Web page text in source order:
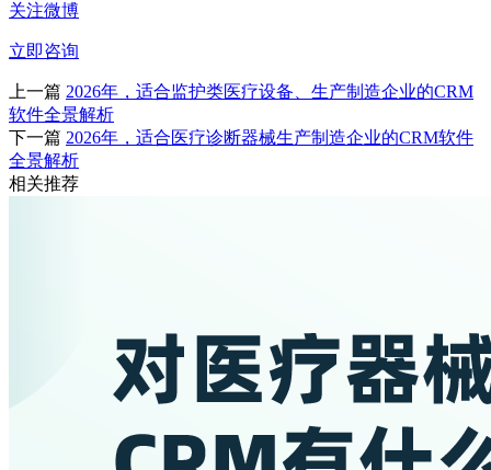
关注微博
立即咨询
上一篇 2026年，适合监护类医疗设备、生产制造企业的CRM
软件全景解析
下一篇 2026年，适合医疗诊断器械生产制造企业的CRM软件
全景解析
相关推荐